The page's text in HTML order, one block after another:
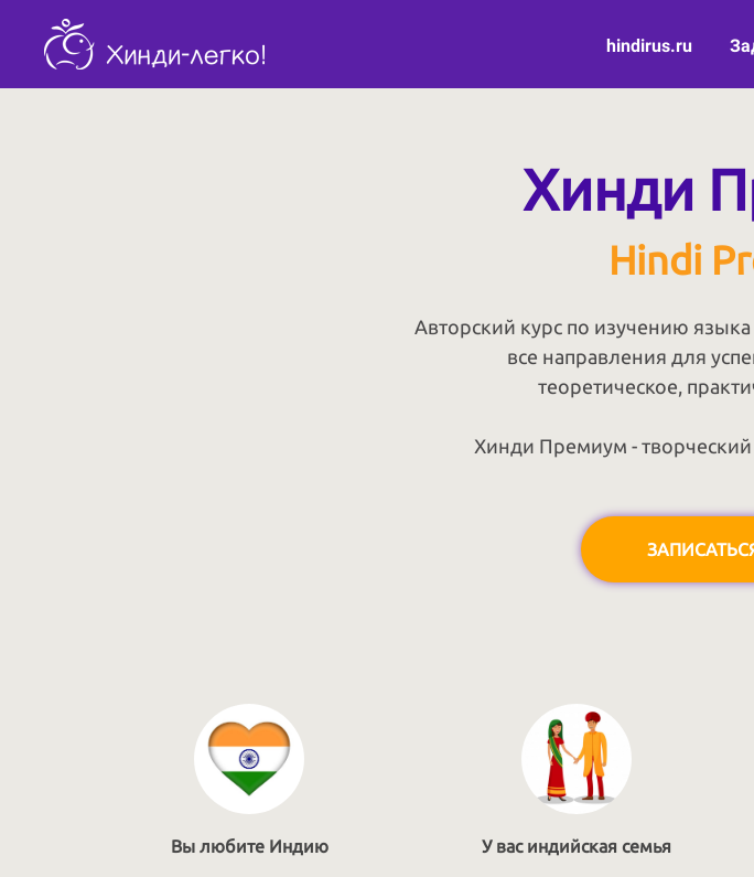
hindirus.ru
Хинди
Hindi
Авторский курс по изучению
все направления для
теоретическое,
Хинди Премиум -
Вы любите Индию У вас индийская семья